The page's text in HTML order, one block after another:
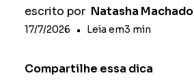
escrito por Natasha Machado
17/7/2026 • Leia em3 min
Compartilhe essa dica